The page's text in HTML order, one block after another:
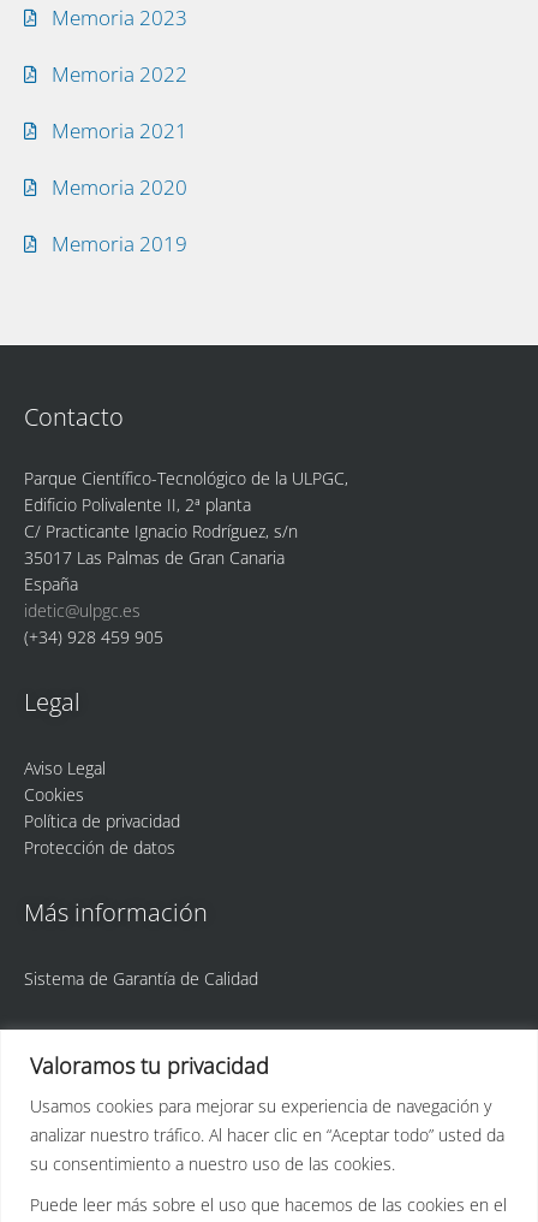
Valoramos tu privacidad
Usamos cookies para mejorar su experiencia de navegación y
analizar nuestro tráfico. Al hacer clic en “Aceptar todo” usted da
su consentimiento a nuestro uso de las cookies.
Puede leer más sobre el uso que hacemos de las cookies en el
Memoria 2023
Memoria 2022
Memoria 2021
Memoria 2020
Memoria 2019
Contacto
Parque Científico-Tecnológico de la ULPGC,
Edificio Polivalente II, 2ª planta
C/ Practicante Ignacio Rodríguez, s/n
35017 Las Palmas de Gran Canaria
España
idetic@ulpgc.es
(+34) 928 459 905
Legal
Aviso Legal
Cookies
Política de privacidad
Protección de datos
Más información
Sistema de Garantía de Calidad
ULPGC Idetic